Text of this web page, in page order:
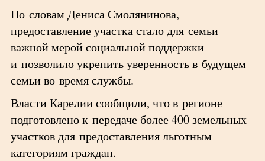
По словам Дениса Смолянинова,
предоставление участка стало для семьи
важной мерой социальной поддержки
и позволило укрепить уверенность в будущем
семьи во время службы.
Власти Карелии сообщили, что в регионе
подготовлено к передаче более 400 земельных
участков для предоставления льготным
категориям граждан.